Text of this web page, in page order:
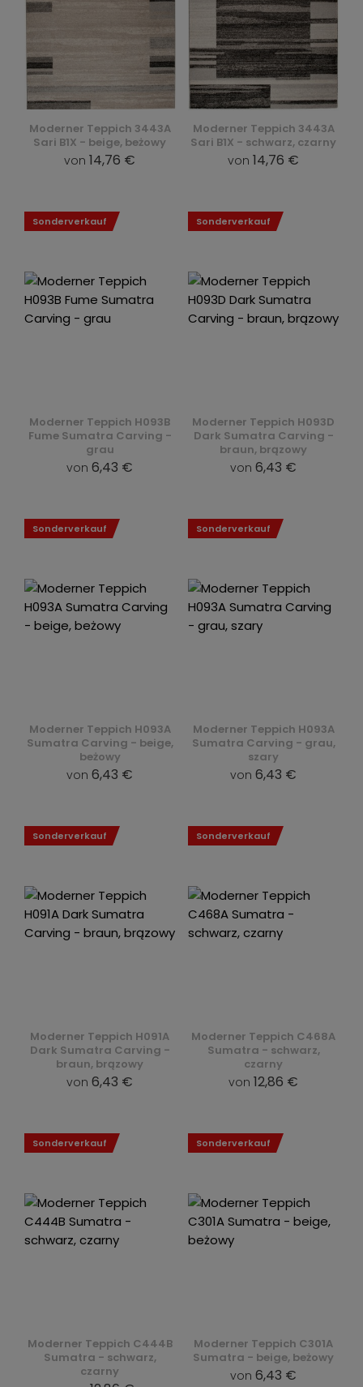
Moderner Teppich 3443A
Sari B1X - beige, beżowy
von 14,76 €
Moderner Teppich 3443A
Sari B1X - schwarz, czarny
von 14,76 €
Moderner Teppich H093B
Fume Sumatra Carving -
grau
von 6,43 €
Sonderverkauf
Moderner Teppich H093D
Dark Sumatra Carving -
braun, brązowy
von 6,43 €
Sonderverkauf
Moderner Teppich H093A
Sumatra Carving - beige,
beżowy
von 6,43 €
Sonderverkauf
Moderner Teppich H093A
Sumatra Carving - grau,
szary
von 6,43 €
Sonderverkauf
Moderner Teppich H091A
Dark Sumatra Carving -
braun, brązowy
von 6,43 €
Sonderverkauf
Moderner Teppich C468A
Sumatra - schwarz,
czarny
von 12,86 €
Sonderverkauf
Moderner Teppich C444B
Sumatra - schwarz,
czarny
Sonderverkauf
Moderner Teppich C301A
Sumatra - beige, beżowy
von 6,43 €
Sonderverkauf